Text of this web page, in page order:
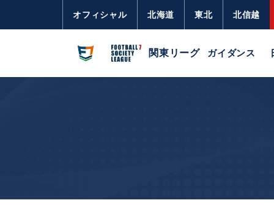
オフィシャル 北海道 東北 北信越
関東リーグ ガイダンス